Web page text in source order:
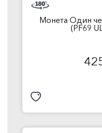
Монета Один
(PF69